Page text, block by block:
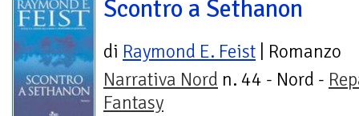
Scontro a Sethanon
di Raymond E. Feist | Romanzo
Narrativa Nord n. 44 - Nord -
Fantasy